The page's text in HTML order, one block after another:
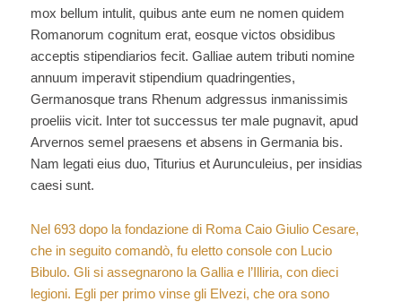
mox bellum intulit, quibus ante eum ne nomen quidem
Romanorum cognitum erat, eosque victos obsidibus
acceptis stipendiarios fecit. Galliae autem tributi nomine
annuum imperavit stipendium quadringenties,
Germanosque trans Rhenum adgressus inmanissimis
proeliis vicit. Inter tot successus ter male pugnavit, apud
Arvernos semel praesens et absens in Germania bis.
Nam legati eius duo, Titurius et Aurunculeius, per insidias
caesi sunt.
Nel 693 dopo la fondazione di Roma Caio Giulio Cesare,
che in seguito comandò, fu eletto console con Lucio
Bibulo. Gli si assegnarono la Gallia e l’Illiria, con dieci
legioni. Egli per primo vinse gli Elvezi, che ora sono